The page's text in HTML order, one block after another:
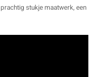
stukje maatwerk, een